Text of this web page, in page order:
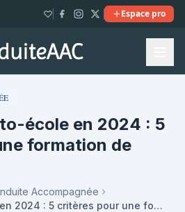
Espace pro
école en 2024 : 5
formation de
Accompagnée
Choisir son auto-école en 2024 : 5 critères pour une formation de qualité